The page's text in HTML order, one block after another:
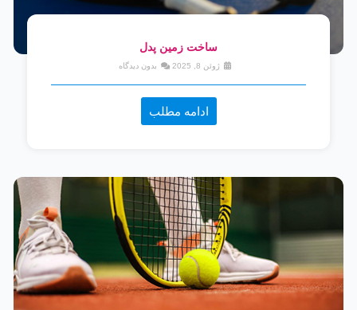
ساخت زمین پدل
ژوئن 8, 2025 بدون دیدگاه
ادامه مطلب